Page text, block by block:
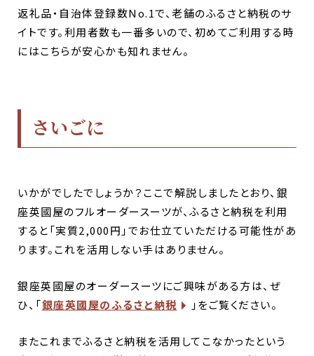
返礼品・自治体登録数No.1で、老舗のふるさと納税のサ
イトです。利用者数も一番多いので、初めてご利用する時
にはこちらが安心かも知れません。
さいごに
いかがでしたでしょうか？ここで解説しましたとおり、 銀
座英國屋のフルオーダースーツが、ふるさと納税を利用
すると「実質2,000円」でお仕立ていただける可能性があ
ります。これを活用しない手はありません。
銀座英國屋のオーダースーツにご興味がある方は、ぜ
ひ、「銀座英國屋のふるさと納税 」をご覧ください。
またこれまでふるさと納税を活用してこなかったという